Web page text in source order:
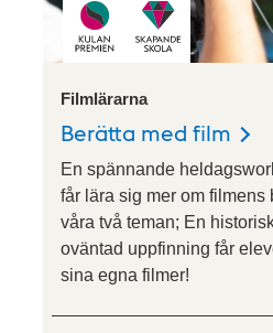
Filmlärarna
Berätta med film
En spännande
får lära sig mer om filmens
våra två teman; En
oväntad uppfinning får
sina egna filmer!